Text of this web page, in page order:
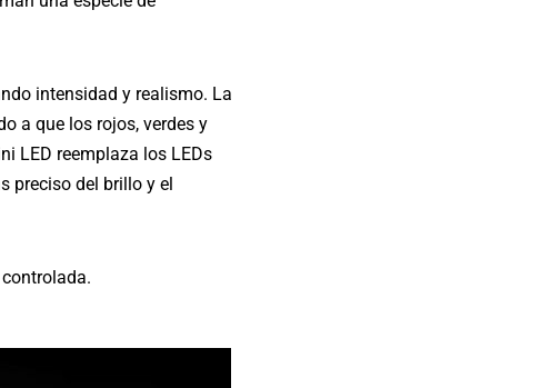
intensidad y realismo. La
a que los rojos, verdes y
LED reemplaza los LEDs
preciso del brillo y el